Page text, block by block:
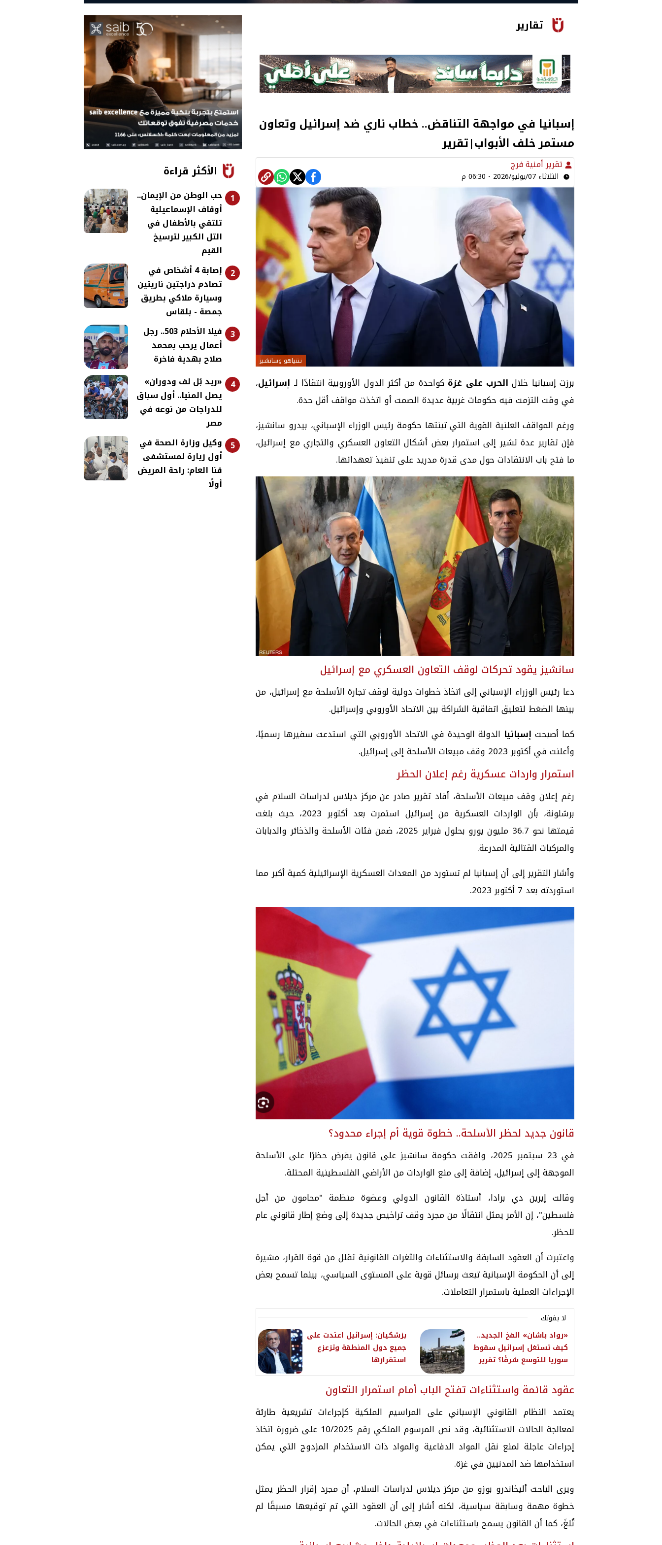
تقارير
إسبانيا في مواجهة التناقض.. خطاب ناري ضد إسرائيل وتعاون
مستمر خلف الأبواب|تقرير
تقرير أمنية فرج
الثلاثاء 07/يوليو/2026 - 06:30 م
نتنياهو وسانشيز
برزت إسبانيا خلال الحرب على غزة كواحدة من أكثر الدول الأوروبية انتقادًا لـ إسرائيل،
في وقت التزمت فيه حكومات غربية عديدة الصمت أو اتخذت مواقف أقل حدة.
ورغم المواقف العلنية القوية التي تبنتها حكومة رئيس الوزراء الإسباني، بيدرو سانشيز،
فإن تقارير عدة تشير إلى استمرار بعض أشكال التعاون العسكري والتجاري مع إسرائيل،
ما فتح باب الانتقادات حول مدى قدرة مدريد على تنفيذ تعهداتها.
سانشيز يقود تحركات لوقف التعاون العسكري مع إسرائيل
دعا رئيس الوزراء الإسباني إلى اتخاذ خطوات دولية لوقف تجارة الأسلحة مع إسرائيل، من
بينها الضغط لتعليق اتفاقية الشراكة بين الاتحاد الأوروبي وإسرائيل.
كما أصبحت إسبانيا الدولة الوحيدة في الاتحاد الأوروبي التي استدعت سفيرها رسميًا،
وأعلنت في أكتوبر 2023 وقف مبيعات الأسلحة إلى إسرائيل.
استمرار واردات عسكرية رغم إعلان الحظر
رغم إعلان وقف مبيعات الأسلحة، أفاد تقرير صادر عن مركز ديلاس لدراسات السلام في
برشلونة، بأن الواردات العسكرية من إسرائيل استمرت بعد أكتوبر 2023، حيث بلغت
قيمتها نحو 36.7 مليون يورو بحلول فبراير 2025، ضمن فئات الأسلحة والذخائر والدبابات
والمركبات القتالية المدرعة.
وأشار التقرير إلى أن إسبانيا لم تستورد من المعدات العسكرية الإسرائيلية كمية أكبر مما
استوردته بعد 7 أكتوبر 2023.
قانون جديد لحظر الأسلحة.. خطوة قوية أم إجراء محدود؟
في 23 سبتمبر 2025، وافقت حكومة سانشيز على قانون يفرض حظرًا على الأسلحة
الموجهة إلى إسرائيل، إضافة إلى منع الواردات من الأراضي الفلسطينية المحتلة.
وقالت إيرين دي برادا، أستاذة القانون الدولي وعضوة منظمة "محامون من أجل
فلسطين"، إن الأمر يمثل انتقالًا من مجرد وقف تراخيص جديدة إلى وضع إطار قانوني عام
للحظر.
واعتبرت أن العقود السابقة والاستثناءات والثغرات القانونية تقلل من قوة القرار، مشيرة
إلى أن الحكومة الإسبانية تبعث برسائل قوية على المستوى السياسي، بينما تسمح بعض
الإجراءات العملية باستمرار التعاملات.
لا يفوتك
«رواد باشان» الفخ الجديد..
كيف تستغل إسرائيل سقوط
سوريا للتوسع شرقًا؟ تقرير
بزشكيان: إسرائيل اعتدت على
جميع دول المنطقة وتزعزع
استقرارها
عقود قائمة واستثناءات تفتح الباب أمام استمرار التعاون
يعتمد النظام القانوني الإسباني على المراسيم الملكية كإجراءات تشريعية طارئة
لمعالجة الحالات الاستثنائية، وقد نص المرسوم الملكي رقم 10/2025 على ضرورة اتخاذ
إجراءات عاجلة لمنع نقل المواد الدفاعية والمواد ذات الاستخدام المزدوج التي يمكن
استخدامها ضد المدنيين في غزة.
ويرى الباحث أليخاندرو بوزو من مركز ديلاس لدراسات السلام، أن مجرد إقرار الحظر يمثل
خطوة مهمة وسابقة سياسية، لكنه أشار إلى أن العقود التي تم توقيعها مسبقًا لم
تُلغَ، كما أن القانون يسمح باستثناءات في بعض الحالات.
الأكثر قراءة
1
حب الوطن من الإيمان..
أوقاف الإسماعيلية
تلتقي بالأطفال في
التل الكبير لترسيخ
القيم
2
إصابة 4 أشخاص في
تصادم دراجتين ناريتين
وسيارة ملاكي بطريق
جمصة - بلقاس
3
فيلا الأحلام 503.. رجل
أعمال يرحب بمحمد
صلاح بهدية فاخرة
4
«ريد بُل لف ودوران»
يصل المنيا.. أول سباق
للدراجات من نوعه في
مصر
5
وكيل وزارة الصحة في
أول زيارة لمستشفى
قنا العام: راحة المريض
أولًا